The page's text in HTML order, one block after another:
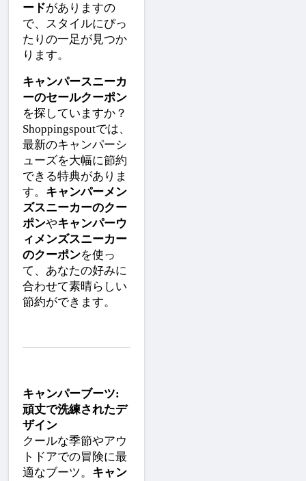
ードがありますの
で、スタイルにぴっ
たりの一足が見つか
ります。
キャンパースニーカ
ーのセールクーポン
を探していますか？
Shoppingspoutでは、
最新のキャンパーシ
ューズを大幅に節約
できる特典がありま
す。 キャンパーメン
ズスニーカーのクー
ポンやキャンパーウ
ィメンズスニーカー
のクーポンを使っ
て、あなたの好みに
合わせて素晴らしい
節約ができます。
キャンパーブーツ:
頑丈で洗練されたデ
ザイン
クールな季節やアウ
トドアでの冒険に最
適なブーツ。 キャン